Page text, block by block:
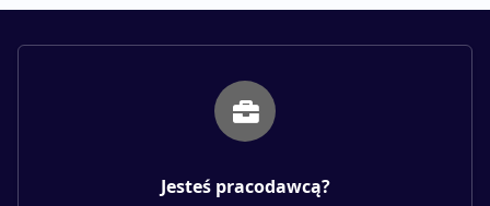
Jesteś pracodawcą?